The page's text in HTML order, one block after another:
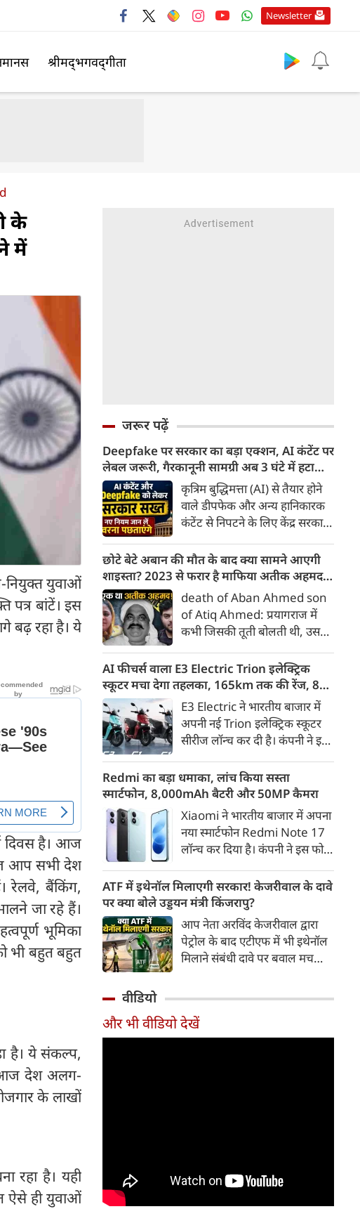
Newsletter
श्रीमद्‍भगवद्‍गीता
के
में
नियुक्त युवाओं
पत्र बांटें। इस
बढ़ रहा है। ये
दिवस है। आज
आप सभी देश
रेलवे, बैंकिंग,
जा रहे हैं।
भूमिका
भी बहुत बहुत
है। ये संकल्प,
आज देश अलग-
के लाखों
रहा है। यही
ऐसे ही युवाओं
जरूर पढ़ें
Deepfake पर सरकार का बड़ा एक्शन, AI कंटेंट पर
लेबल जरूरी, गैरकानूनी सामग्री अब 3 घंटे में हटानी
होगी, नए नियम जान लें वरना पछताएंगे
कृत्रिम बुद्धिमत्ता (AI) से तैयार होने
वाले डीपफेक और अन्य हानिकारक
कंटेंट से निपटने के लिए केंद्र सरकार
किया है। सरकार ने AI से तैयार कंटेंट
पर स्पष्ट लेबल और पहचान योग्य
मेटाडेटा उपलब्ध कराना अनिवार्य
किया है। साथ ही, सरकारी या
न्यायालय के आदेश के आधार पर
गैरकानूनी जानकारी हटाने की
समयसीमा 36 घंटे से घटाकर 3 घंटे
कर दी गई है।
छोटे बेटे अबान की मौत के बाद क्या सामने आएगी
शाइस्ता? 2023 से फरार है माफिया अतीक अहमद
की पत्नी
death of Aban Ahmed son
of Atiq Ahmed: प्रयागराज में
कभी जिसकी तूती बोलती थी, उस
अहमद के कुनबे पर कानून और
किस्मत की दोहरी मार पड़ रही है।
जिस झांसी जिले में अप्रैल 2023 में
अतीक के एनकाउंटर में मारे गए बेटे
असद की सांसें थमी थीं, उसी झांसी में
अब उसके छोटे बेटे अबान की भीषण
सड़क दुर्घटना में जान चली गई है।
AI फीचर्स वाला E3 Electric Trion इलेक्ट्रिक
स्कूटर मचा देगा तहलका, 165km तक की रेंज, 8
साल की बैटरी वारंटी, कीमत जानेंगे तो हो जाएंगे
हैरान
E3 Electric ने भारतीय बाजार में
अपनी नई Trion इलेक्ट्रिक स्कूटर
सीरीज लॉन्च कर दी है। कंपनी ने इसे
पेश किया है। Trion की शुरुआती
कीमत 99,999 रुपए (एक्स-शोरूम,
बेंगलुरु) रखी गई है। फिलहाल इसकी
बुकिंग बेंगलुरु के ग्राहकों के लिए
कंपनी की आधिकारिक वेबसाइट के
जरिए शुरू की गई है। आने वाले समय
में इसे दूसरे शहरों में भी उपलब्ध
कराया जाएगा।
Redmi का बड़ा धमाका, लांच किया सस्ता
स्मार्टफोन, 8,000mAh बैटरी और 50MP कैमरा
Xiaomi ने भारतीय बाजार में अपना
नया स्मार्टफोन Redmi Note 17
लॉन्च कर दिया है। कंपनी ने इस फोन
डिस्प्ले, 8,000mAh की बड़ी बैटरी
और Qualcomm Snapdragon
चिपसेट के साथ पेश किया है। फोन में
50MP का मेन कैमरा दिया गया है।
इसके अलावा Redmi Note 17 में
Corning Gorilla Glass 7i
चेसिस जैसे फीचर्स मिलते हैं।
ATF में इथेनॉल मिलाएगी सरकार! केजरीवाल के दावे
पर क्या बोले उड्डयन मंत्री किंजरापु?
आप नेता अरविंद केजरीवाल द्वारा
पेट्रोल के बाद एटीएफ में भी इथेनॉल
मिलाने संबंधी दावे पर बवाल मच
इथेनॉल मिलाने की कोई योजना नहीं
है।
वीडियो
और भी वीडियो देखें